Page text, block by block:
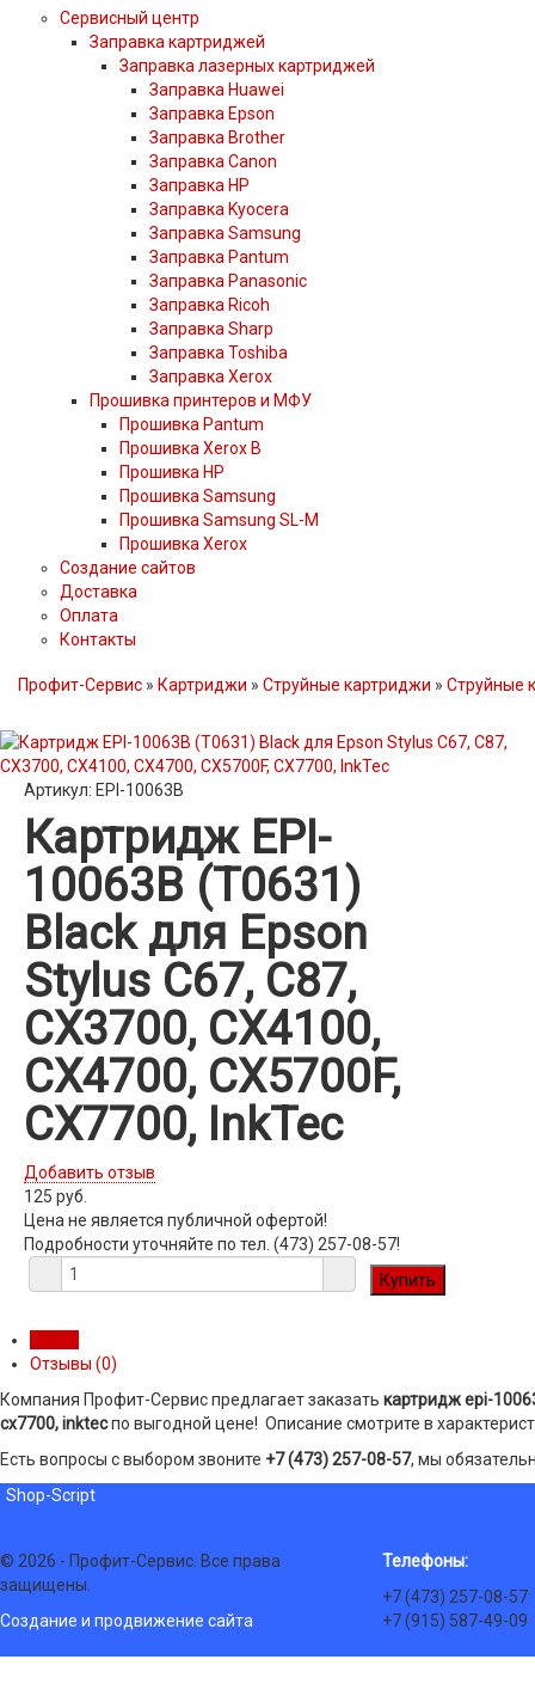
Сервисный центр
Заправка картриджей
Заправка лазерных картриджей
Заправка Huawei
Заправка Epson
Заправка Brother
Заправка Canon
Заправка HP
Заправка Kyocera
Заправка Samsung
Заправка Pantum
Заправка Panasonic
Заправка Ricoh
Заправка Sharp
Заправка Toshiba
Заправка Xerox
Прошивка принтеров и МФУ
Прошивка Pantum
Прошивка Xerox B
Прошивка HP
Прошивка Samsung
Прошивка Samsung SL-M
Прошивка Xerox
Создание сайтов
Доставка
Оплата
Контакты
Профит-Сервис » Картриджи » Струйные картриджи » Струйные
Артикул: EPI-10063B
Картридж EPI-
10063B (T0631)
Black для Epson
Stylus C67, C87,
CX3700, CX4100,
CX4700, CX5700F,
CX7700, InkTec
Добавить отзыв
125 руб.
Цена не является публичной офертой!
Подробности уточняйте по тел. (473) 257-08-57!
Отзывы (0)
Компания Профит-Сервис предлагает заказать картридж epi-
cx7700, inktecпо выгодной цене! Описание смотрите в
Есть вопросы с выбором звоните +7 (473) 257-08-57, мы
Shop-Script
© 2026 - Профит-Сервис. Все права
защищены.
Создание и продвижение сайта
Телефоны:
+7 (473) 257-08-57
+7 (915) 587-49-09